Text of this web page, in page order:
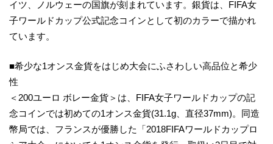
イツ、ノルウェーの国旗が刻まれています。銀貨は、FIFA女
子ワールドカップ公式記念コインとして初のカラーで描かれ
ています。
■希少な1オンス金貨をはじめ大会にふさわしい高品位と希少
性
＜200ユーロ ボレー金貨＞は、FIFA女子ワールドカップの記
念コインでは初めての1オンス金貨(31.1g、直径37mm)。同造
幣局では、フランスが優勝した「2018FIFAワールドカップロ